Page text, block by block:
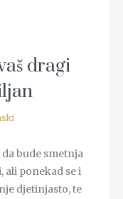
dragi
bude smetnja
ali ponekad se i
djetinjasto, te